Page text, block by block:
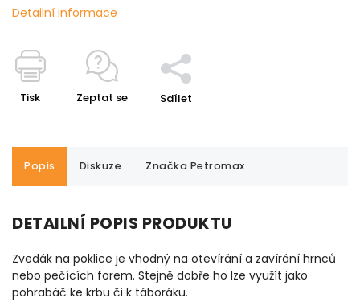
Detailní informace
Tisk Zeptat se Sdílet
Popis Diskuze Značka Petromax
DETAILNÍ POPIS PRODUKTU
Zvedák na poklice je vhodný na otevírání a zavírání hrnců
nebo pečících forem. Stejně dobře ho lze využít jako
pohrabáč ke krbu či k táboráku.